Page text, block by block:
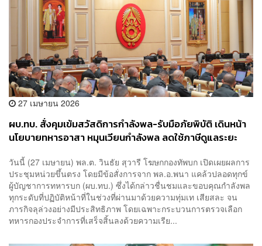
27 เมษายน 2026
ผบ.ทบ. สั่งคุมเข้มสวัสดิการกำลังพล-รับมือภัยพิบัติ เดินหน้า
นโยบายทหารอาสา หมุนเวียนกำลังพล ลดใช้ภาษีดูแลระยะ
วันนี้ (27 เมษายน) พล.ต. วินธัย สุวารี โฆษกกองทัพบก เปิดเผยผลการ
ประชุมหน่วยขึ้นตรง โดยมีข้อสั่งการจาก พล.อ.พนา แคล้วปลอดทุกข์
ผู้บัญชาการทหารบก (ผบ.ทบ.) ซึ่งได้กล่าวชื่นชมและขอบคุณกำลังพล
ทุกระดับที่ปฏิบัติหน้าที่ในช่วงที่ผ่านมาด้วยความทุ่มเท เสียสละ จน
ภารกิจลุล่วงอย่างมีประสิทธิภาพ โดยเฉพาะกระบวนการตรวจเลือก
ทหารกองประจำการที่เสร็จสิ้นลงด้วยความเรีย...